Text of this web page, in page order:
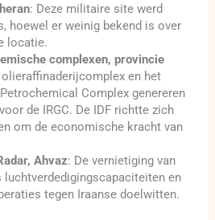
: Deze militaire site werd
hoewel er weinig bekend is over
locatie.
complexen, provincie
en het
Complex genereren
de IRGC. De IDF richtte zich
om de economische kracht van
Ahvaz: De vernietiging van
luchtverdedigingscapaciteiten en
tegen Iraanse doelwitten.